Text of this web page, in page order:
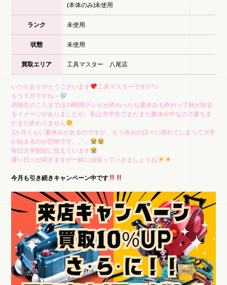
(本体のみ)未使用
ランク 未使用
状態 未使用
買取エリア 工具マスター 八尾店
いつもありがとうございます
工具マスターです(^^♪
もう９月ですね～
高校生のころまでは24時間テレビが終わったら夏休みも終わって秋が始ま
るイメージがありましたが、私は大学生でまだまだ夏休み中なので夏もま
だまだ終わりません
2か月くらい夏休みがあるのですが、もう休みの日々に慣れてしまって大学
が始まるのが恐怖です。。。
毎日大学開始に怯えています
暑い日々が続きますが一緒に頑張っていきましょうね
今月も引き続きキャンペーン中です